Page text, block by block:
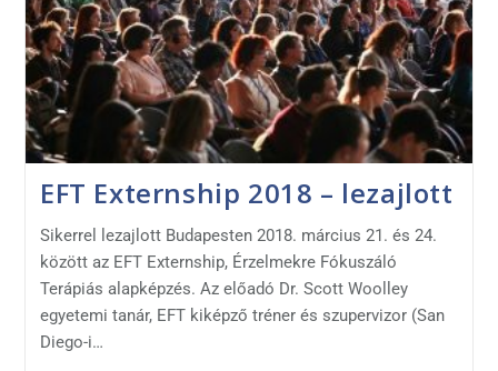
EFT Externship 2018 – lezajlott
Sikerrel lezajlott Budapesten 2018. március 21. és 24.
között az EFT Externship, Érzelmekre Fókuszáló
Terápiás alapképzés. Az előadó Dr. Scott Woolley
egyetemi tanár, EFT kiképző tréner és szupervizor (San
Diego-i…